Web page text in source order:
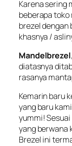
Karena sering
beberapa
brezel dengan
khasnya /
Mandelbrezel
diatasnya
rasanya
Kemarin baru
yang baru
yummi!
yang berwana
Brezel ini